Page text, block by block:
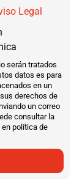
Legal
serán tratados
datos es para
en un
derechos de
un correo
consultar la
política de